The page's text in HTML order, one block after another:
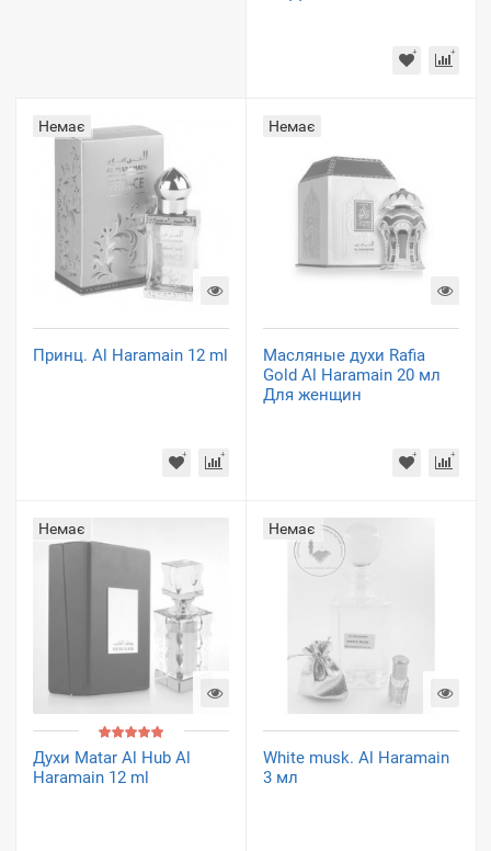
Немає
Принц. Al Haramain 12 ml
Немає
Масляные духи Rafia
Gold Al Haramain 20 мл
Для женщин
Немає
Духи Matar Al Hub Al
Haramain 12 ml
Немає
White musk. Al Haramain
3 мл